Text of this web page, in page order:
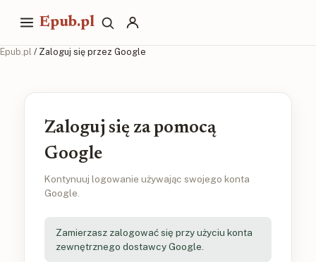
Epub.pl
Epub.pl / Zaloguj się przez Google
Zaloguj się za pomocą
Google
Kontynuuj logowanie używając swojego konta
Google.
Zamierzasz zalogować się przy użyciu konta
zewnętrznego dostawcy Google.